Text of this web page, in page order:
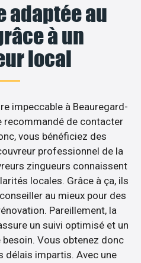
adaptée au
à un
local
impeccable à Beauregard-
recommandé de contacter
vous bénéficiez des
professionnel de la
zingueurs connaissent
locales. Grâce à ça, ils
au mieux pour des
Pareillement, la
un suivi optimisé et un
Vous obtenez donc
délais impartis. Avec une